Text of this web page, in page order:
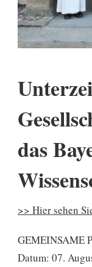
das
>> Hier sehen
GEMEINSAME
Datum: 07.